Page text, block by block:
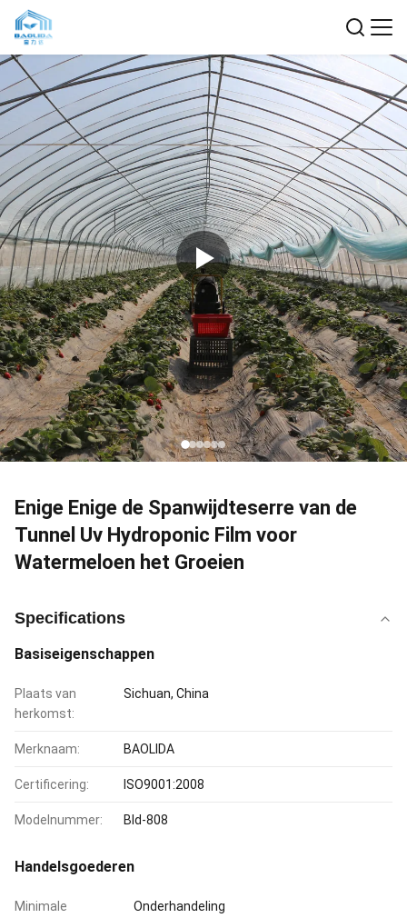
Enige Enige de Spanwijdteserre van de
Tunnel Uv Hydroponic Film voor
Watermeloen het Groeien
Specifications
Basiseigenschappen
Plaats van
herkomst:
Sichuan, China
Merknaam: BAOLIDA
Certificering: ISO9001:2008
Modelnummer: Bld-808
Handelsgoederen
Minimale
Onderhandeling